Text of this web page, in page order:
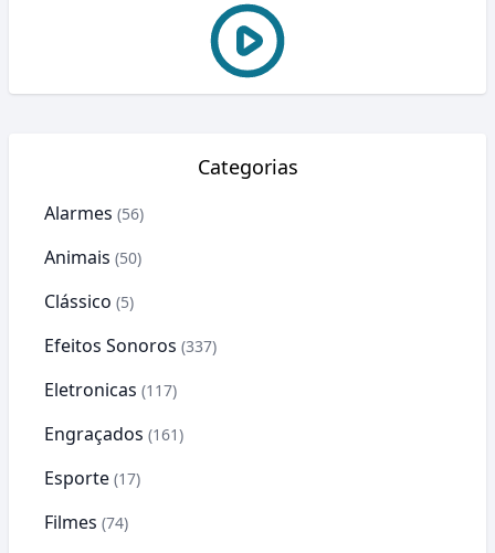
Categorias
Alarmes (56)
Animais (50)
Clássico (5)
Efeitos Sonoros (337)
Eletronicas (117)
Engraçados (161)
Esporte (17)
Filmes (74)